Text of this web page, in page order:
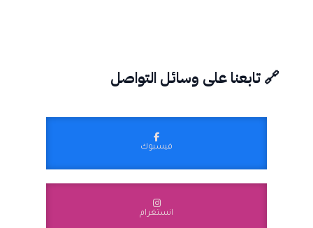
🔗 تابعنا على وسائل التواصل
فيسبوك
انستغرام